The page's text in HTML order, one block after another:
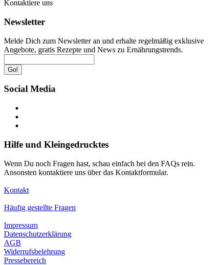
Kontaktiere uns
Newsletter
Melde Dich zum Newsletter an und erhalte regelmäßig exklusive
Angebote, gratis Rezepte und News zu Ernährungstrends.
Go!
Social Media
Hilfe und Kleingedrucktes
Wenn Du noch Fragen hast, schau einfach bei den FAQs rein.
Ansonsten kontaktiere uns über das Kontaktformular.
Kontakt
Häufig gestellte Fragen
Impressum
Datenschutzerklärung
AGB
Widerrufsbelehrung
Pressebereich